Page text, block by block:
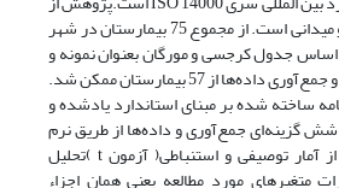
نوع کاربردی، توصیفی و میدانی است. از مجموع 75 بیمارستان در شهر
بر اساس جدول کرجسی و مورگان بعنوان نمونه و
از طریق تصادفی انتخاب و جمع‌آوری داده‌ها از 57 بیمارستان ممکن شد.
ساخته شده بر مبنای استاندارد یادشده و
گزینه‌ای جمع‌آوری و داده‌ها از طریق نرم
افزارspss و با استفاده از آمار توصیفی و استنباطی( آزمون t )تحلیل
متغیر‌های مورد مطالعه یعنی همان اجزاء